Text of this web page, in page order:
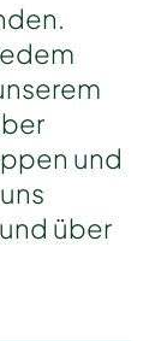
und
über